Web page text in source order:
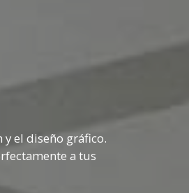
y el diseño gráfico.
a tus